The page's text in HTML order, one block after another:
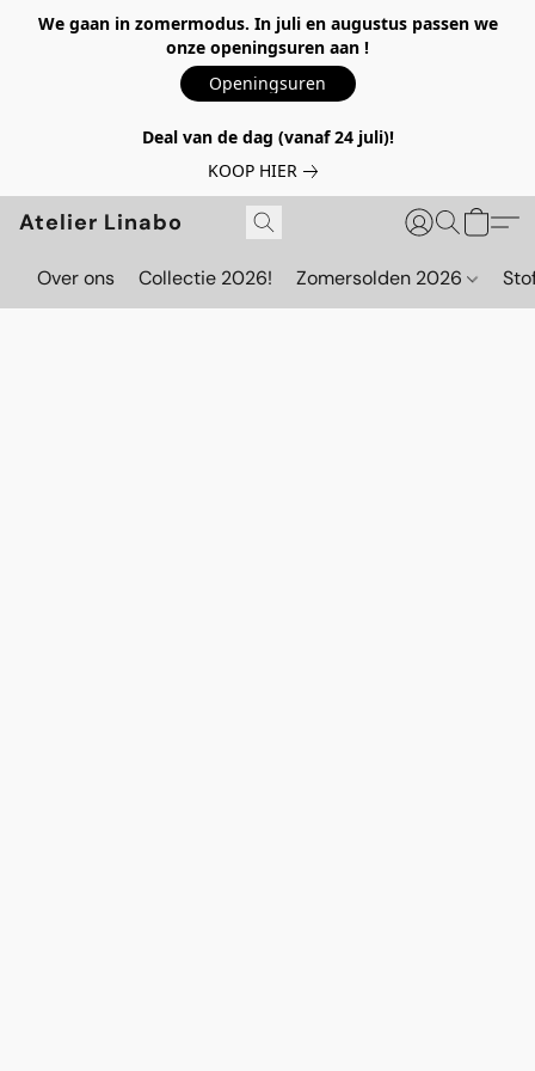
We gaan in zomermodus. In juli en augustus passen we
onze openingsuren aan !
Openingsuren
Deal van de dag (vanaf 24 juli)!
KOOP HIER
Atelier Linabo
Over ons Collectie 2026! Zomersolden 2026